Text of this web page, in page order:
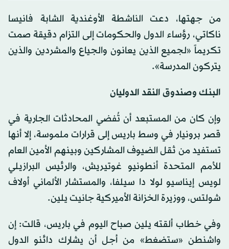
من جهتها، دعت الناشطة الأوغندية الشابة فانيسا
ناكاتي، رؤساء الدول والحكومات إلى التزام دقيقة صمت
تكريماً «لجميع الذين يعانون والجياع والمشردين والذين
يتركون المدرسة».
البنك وصندوق النقد الدوليان
وإن كان من المستبعد أن تُفضي المحادثات الجارية في
قصر برونيار في وسط باريس إلى قرارات ملموسة، إلا أنها
تستفيد من ثقل الضيوف المشاركين وبينهم الأمين العام
للأمم المتحدة أنطونيو غوتيريش، والرئيس البرازيلي
لويس إيناسيو لولا دا سيلفا، والمستشار الألماني أولاف
شولتس، ووزيرة الخزانة الأميركية جانيت يلين.
وفي خطاب ألقته يلين صباح اليوم في باريس، قالت: إن
واشنطن «ستضغط» من أجل أن يشارك دائنو الدول